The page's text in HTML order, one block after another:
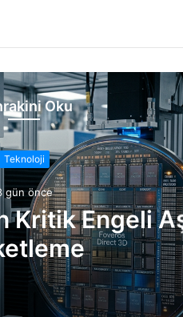
Oku
Teknoloji
gün önce
Kritik Engeli